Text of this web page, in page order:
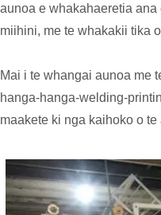
aunoa e whakahaeretia
miihini, me te whakakii tika
Mai i te whangai aunoa me
hanga-hanga-welding-
maakete ki nga kaihoko o te